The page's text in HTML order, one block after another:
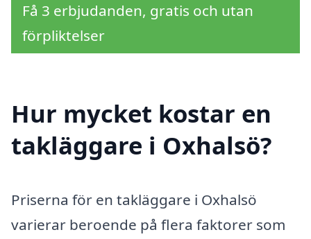
Få 3 erbjudanden, gratis och utan
förpliktelser
Hur mycket kostar en
takläggare i Oxhalsö?
Priserna för en takläggare i Oxhalsö
varierar beroende på flera faktorer som